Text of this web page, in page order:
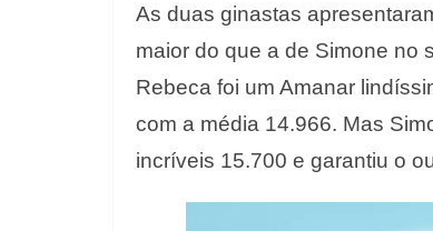
As duas ginastas
maior do que a de Simone no
Rebeca foi um Amanar
com a média 14.966. Mas
incríveis 15.700 e garantiu o